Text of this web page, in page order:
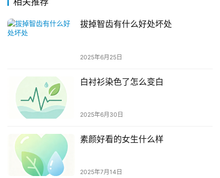
拔掉智齿有什么好处坏处
2025年6月25日
白衬衫染色了怎么变白
2025年6月30日
素颜好看的女生什么样
2025年7月14日